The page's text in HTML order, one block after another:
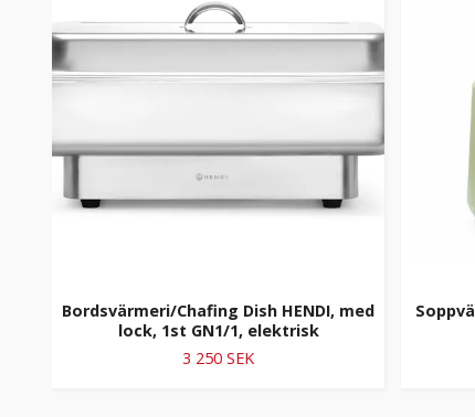
Bordsvärmeri/Chafing Dish HENDI, med
lock, 1st GN1/1, elektrisk
3 250 SEK